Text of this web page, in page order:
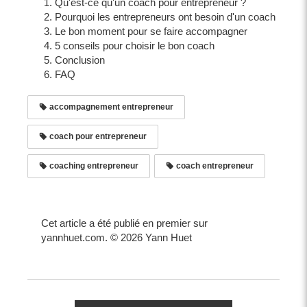
Pourquoi les entrepreneurs ont besoin d'un coach
Le bon moment pour se faire accompagner
5 conseils pour choisir le bon coach
Conclusion
FAQ
accompagnement entrepreneur
coach pour entrepreneur
coaching entrepreneur coach entrepreneur
Cet article a été publié en premier sur
yannhuet.com. © 2026 Yann Huet